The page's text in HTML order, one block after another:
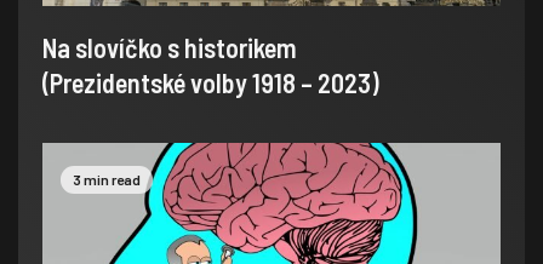
Na slovíčko s historikem
(Prezidentské volby 1918 – 2023)
3 min read